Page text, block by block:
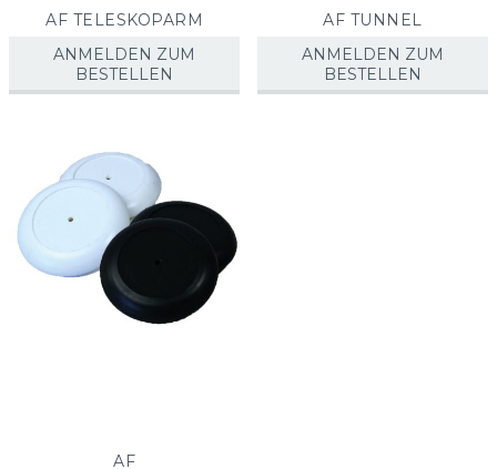
AF TELESKOPARM
ANMELDEN ZUM
BESTELLEN
AF TUNNEL
ANMELDEN ZUM
BESTELLEN
AF